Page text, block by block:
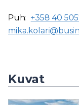
Puh: +358 40
Kuvat